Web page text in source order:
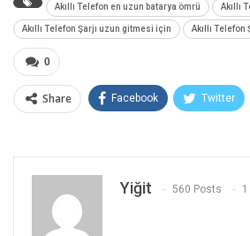
Akıllı Telefon en uzun batarya ömrü Akıllı
Akıllı Telefon Şarjı uzun gitmesi için Akıllı Telefon
0
Share Facebook Twitter
Yiğit 560 Posts